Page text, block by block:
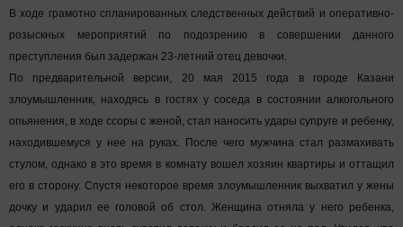
В ходе грамотно спланированных следственных действий и оперативно-
розыскных мероприятий по подозрению в совершении данного
преступления был задержан 23-летний отец девочки.
По предварительной версии, 20 мая 2015 года в городе Казани
злоумышленник, находясь в гостях у соседа в состоянии алкогольного
опьянения, в ходе ссоры с женой, стал наносить удары супруге и ребенку,
находившемуся у нее на руках. После чего мужчина стал размахивать
стулом, однако в это время в комнату вошел хозяин квартиры и оттащил
его в сторону. Спустя некоторое время злоумышленник выхватил у жены
дочку и ударил ее головой об стол. Женщина отняла у него ребенка,